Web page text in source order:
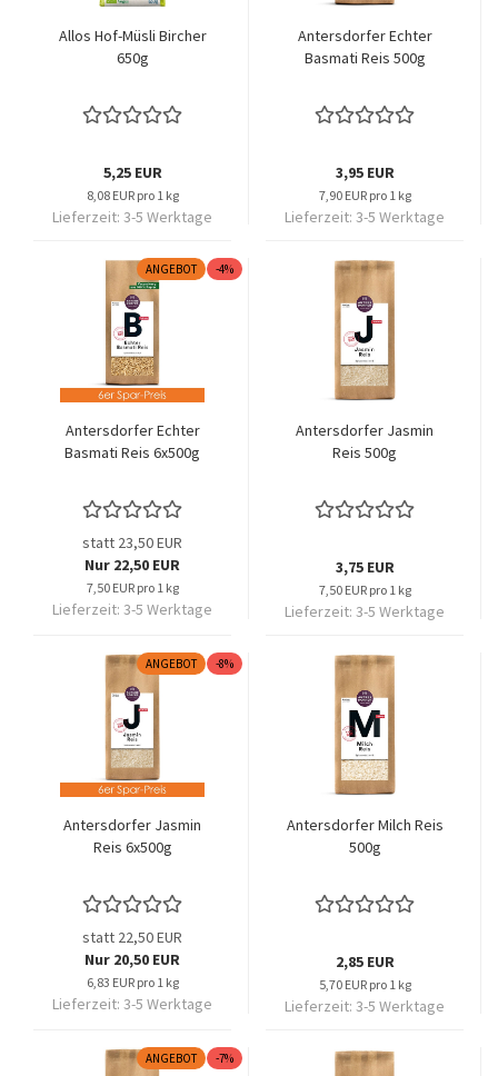
Allos Hof-Müsli Bircher
650g
5,25 EUR
8,08 EUR pro 1 kg
Lieferzeit: 3-5 Werktage
Antersdorfer Echter
Basmati Reis 500g
3,95 EUR
7,90 EUR pro 1 kg
Lieferzeit: 3-5 Werktage
ANGEBOT -4%
Antersdorfer Echter
Basmati Reis 6x500g
statt 23,50 EUR
Nur 22,50 EUR
7,50 EUR pro 1 kg
Lieferzeit: 3-5 Werktage
Antersdorfer Jasmin
Reis 500g
3,75 EUR
7,50 EUR pro 1 kg
Lieferzeit: 3-5 Werktage
ANGEBOT -8%
Antersdorfer Jasmin
Reis 6x500g
statt 22,50 EUR
Nur 20,50 EUR
6,83 EUR pro 1 kg
Lieferzeit: 3-5 Werktage
Antersdorfer Milch Reis
500g
2,85 EUR
5,70 EUR pro 1 kg
Lieferzeit: 3-5 Werktage
ANGEBOT -7%